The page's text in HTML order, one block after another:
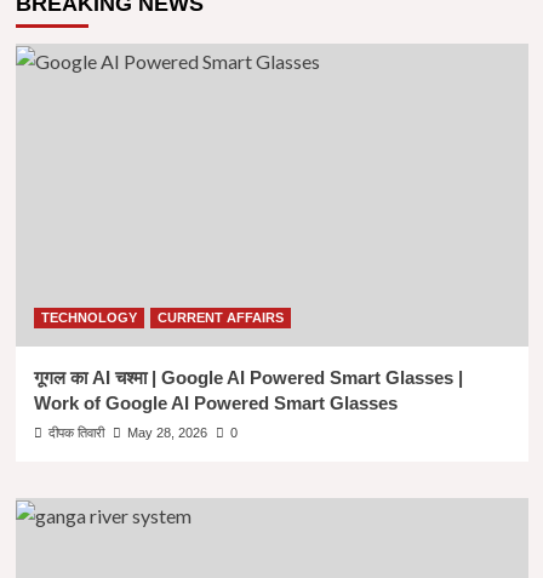
TECHNOLOGY CURRENT AFFAIRS
गूगल का AI चश्मा | Google AI Powered Smart Glasses |
Work of Google AI Powered Smart Glasses
दीपक तिवारी May 28, 2026 0